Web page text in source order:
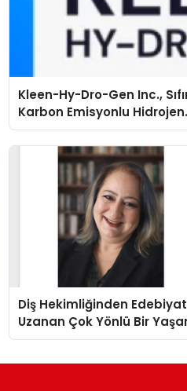
Kleen-Hy-Dro-Gen Inc.,
Karbon Emisyonlu Hidrojen
Isıtma Teknolojisinde ISO
TSSA Düzenleyici
Diş Hekimliğinden
Uzanan Çok Yönlü Bir
Yeşim Şahin Yaman